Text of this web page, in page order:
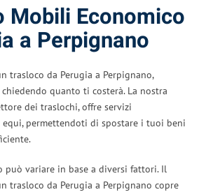
Mobili Economico
a Perpignano
trasloco da Perugia a Perpignano,
quanto ti costerà. La nostra
dei traslochi, offre servizi
equi, permettendoti di spostare i tuoi beni
può variare in base a diversi fattori. Il
trasloco da Perugia a Perpignano copre